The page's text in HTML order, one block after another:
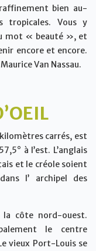
bien au-
tropicales. Vous y
mot « beauté », et
encore et encore.
Van Nassau.
carrés, est
à l’est. L’anglais
et le créole soient
l’ archipel des
la côte nord-ouest.
le centre
vieux Port-Louis se